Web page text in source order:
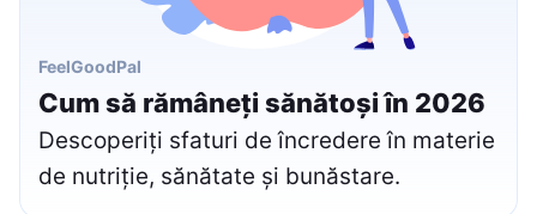
FeelGoodPal
Cum să rămâneți sănătoși în 2026
Descoperiți sfaturi de încredere în materie
de nutriție, sănătate și bunăstare.